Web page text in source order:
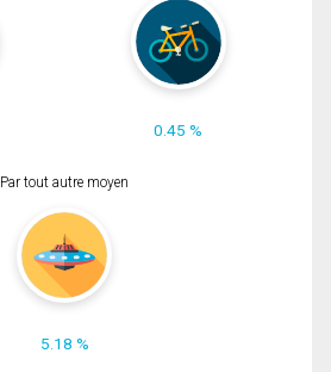
0.45 %
Par tout autre moyen
5.18 %